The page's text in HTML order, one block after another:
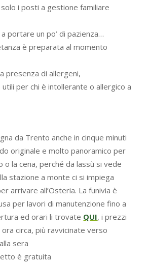
i posti a gestione familiare
a portare un po’ di pazienza…
è preparata al momento
presenza di allergeni,
per chi è intollerante o allergico a
da Trento anche in cinque minuti
originale e molto panoramico per
o la cena, perché da lassù si vede
stazione a monte ci si impiega
arrivare all’Osteria. La funivia è
per lavori di manutenzione fino a
ed orari li trovate QUI, i prezzi
ora circa, più ravvicinate verso
sera
è gratuita